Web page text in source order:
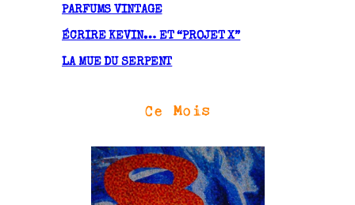
PARFUMS VINTAGE
ÉCRIRE KEVIN… ET “PROJET X”
LA MUE DU SERPENT
Ce Mois